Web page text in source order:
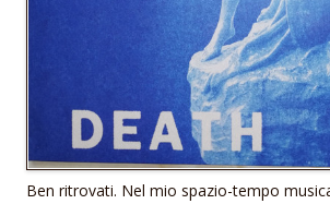
Ben ritrovati. Nel mio spazio-tempo